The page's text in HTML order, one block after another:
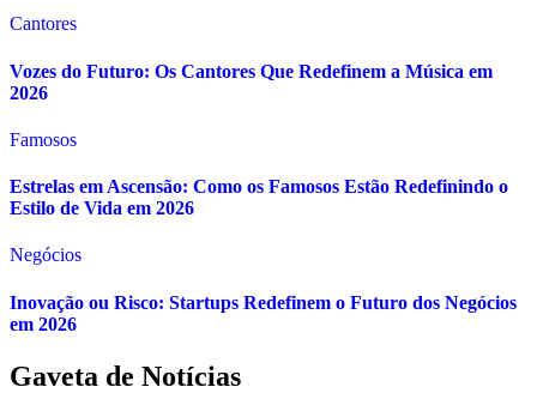
Cantores
Vozes do Futuro: Os Cantores Que Redefinem a Música em
2026
Famosos
Estrelas em Ascensão: Como os Famosos Estão Redefinindo o
Estilo de Vida em 2026
Negócios
Inovação ou Risco: Startups Redefinem o Futuro dos Negócios
em 2026
Gaveta de Notícias